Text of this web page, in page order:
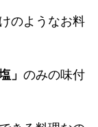
のようなお料
」 のみの味付